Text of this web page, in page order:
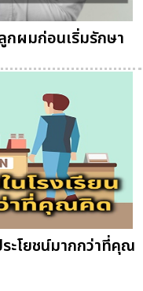
กผมก่อนเริ่มรักษา
ระโยชน์มากกว่าที่คุณ